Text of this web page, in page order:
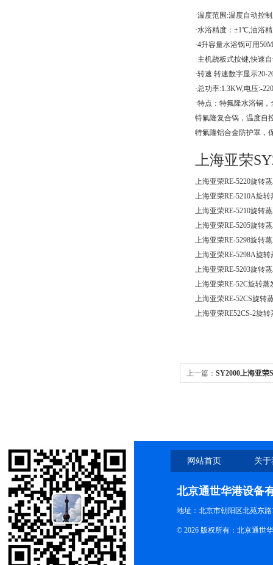
·温度范围:温度自动控
·水浴精度：±1℃,油浴
·4升容量水浴锅可用
·主机跷板式按键,快速
·转速:转速数字显示20-
·总功率:1.3KW,电压:-
·特点：特氟隆水浴锅
特氟隆复合锅，温度自
特氟隆铝合金防护罩，
上海亚荣
上海亚荣RE-5220旋转
上海亚荣RE-5210A旋
上海亚荣RE-5210旋转
上海亚荣RE-5205旋转
上海亚荣RE-5298旋转
上海亚荣RE-5298A旋
上海亚荣RE-5203旋转
上海亚荣RE-52C旋转
上海亚荣RE-52CS旋转
上海亚荣RE52CS-2旋
上一篇： SY2000上海亚荣
网站首页 关
北京通世华港设备
地址：北京市朝阳区北苑东路
© 2026 版权所有：北京通世